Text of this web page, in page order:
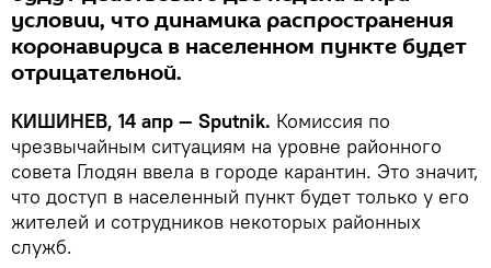
условии, что динамика распространения
коронавируса в населенном пункте будет
отрицательной.
КИШИНЕВ, 14 апр — Sputnik. Комиссия по
чрезвычайным ситуациям на уровне районного
совета Глодян ввела в городе карантин. Это значит,
что доступ в населенный пункт будет только у его
жителей и сотрудников некоторых районных
служб.